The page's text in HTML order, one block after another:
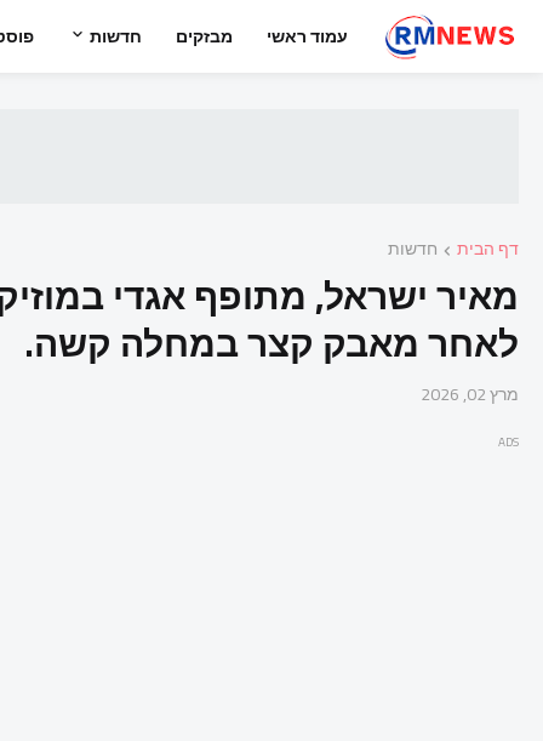
עמוד ראשי מבזקים חדשות
דף הבית חדשות
לאחר מאבק קצר במחלה קשה.
מרץ 02, 2026
ADS